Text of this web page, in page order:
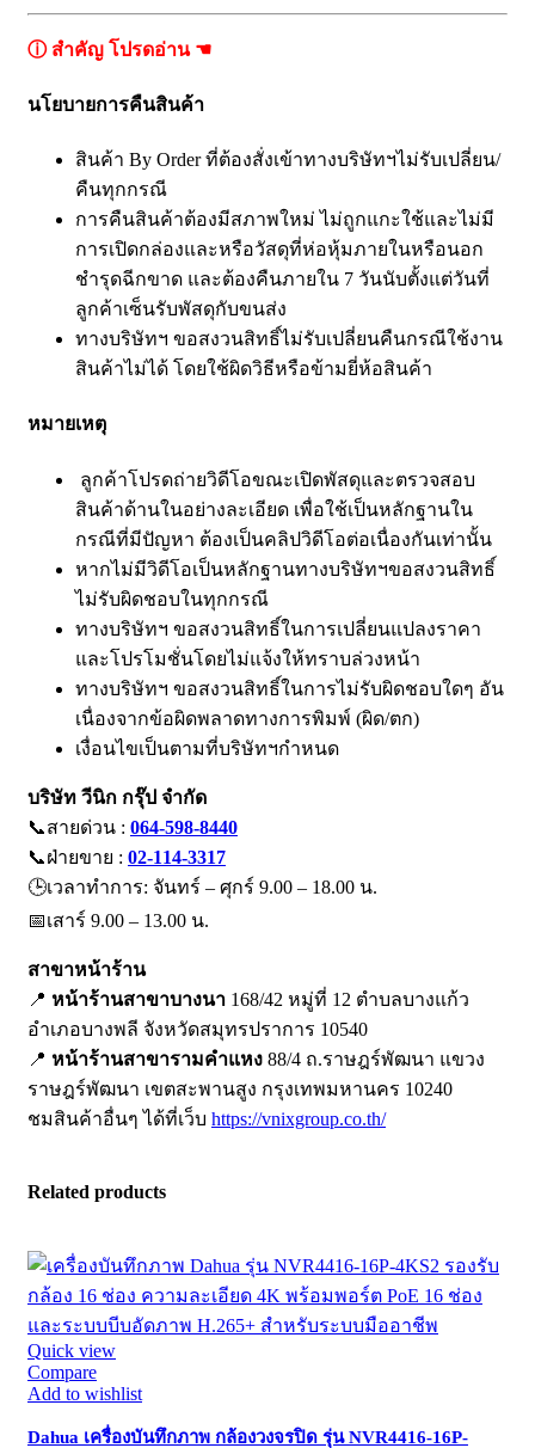
ⓘ สำคัญ โปรดอ่าน ☚
นโยบายการคืนสินค้า
สินค้า By Order ที่ต้องสั่งเข้าทางบริษัทฯไม่รับเปลี่ยน/
คืนทุกกรณี
การคืนสินค้าต้องมีสภาพใหม่ ไม่ถูกแกะใช้และไม่มี
การเปิดกล่องและหรือวัสดุที่ห่อหุ้มภายในหรือนอก
ชำรุดฉีกขาด และต้องคืนภายใน 7 วันนับตั้งแต่วันที่
ลูกค้าเซ็นรับพัสดุกับขนส่ง
ทางบริษัทฯ ขอสงวนสิทธิ์ไม่รับเปลี่ยนคืนกรณีใช้งาน
สินค้าไม่ได้ โดยใช้ผิดวิธีหรือข้ามยี่ห้อสินค้า
หมายเหตุ
ลูกค้าโปรดถ่ายวิดีโอขณะเปิดพัสดุและตรวจสอบ
สินค้าด้านในอย่างละเอียด เพื่อใช้เป็นหลักฐานใน
กรณีที่มีปัญหา ต้องเป็นคลิปวิดีโอต่อเนื่องกันเท่านั้น
หากไม่มีวิดีโอเป็นหลักฐานทางบริษัทฯขอสงวนสิทธิ์
ไม่รับผิดชอบในทุกกรณี
ทางบริษัทฯ ขอสงวนสิทธิ์ในการเปลี่ยนแปลงราคา
และโปรโมชั่นโดยไม่แจ้งให้ทราบล่วงหน้า
ทางบริษัทฯ ขอสงวนสิทธิ์ในการไม่รับผิดชอบใดๆ อัน
เนื่องจากข้อผิดพลาดทางการพิมพ์ (ผิด/ตก)
เงื่อนไขเป็นตามที่บริษัทฯกำหนด
บริษัท วีนิก กรุ๊ป จำกัด
📞สายด่วน : 064-598-8440
📞ฝ่ายขาย : 02-114-3317
🕒เวลาทำการ: จันทร์ – ศุกร์ 9.00 – 18.00 น.
📅เสาร์ 9.00 – 13.00 น.
สาขาหน้าร้าน
📍 หน้าร้านสาขาบางนา 168/42 หมู่ที่ 12 ตำบลบางแก้ว
อำเภอบางพลี จังหวัดสมุทรปราการ 10540
📍 หน้าร้านสาขารามคำแหง 88/4 ถ.ราษฎร์พัฒนา แขวง
ราษฎร์พัฒนา เขตสะพานสูง กรุงเทพมหานคร 10240
ชมสินค้าอื่นๆ ได้ที่เว็บ https://vnixgroup.co.th/
Related products
Quick view
Compare
Add to wishlist
Dahua เครื่องบันทึกภาพ กล้องวงจรปิด รุ่น NVR4416-16P-